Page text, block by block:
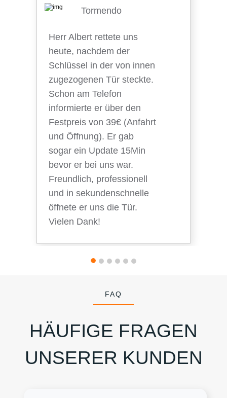
Tormendo
Herr Albert rettete uns
heute, nachdem der
Schlüssel in der von innen
zugezogenen Tür steckte.
Schon am Telefon
informierte er über den
Festpreis von 39€ (Anfahrt
und Öffnung). Er gab
sogar ein Update 15Min
bevor er bei uns war.
Freundlich, professionell
und in sekundenschnelle
öffnete er uns die Tür.
Vielen Dank!
FAQ
HÄUFIGE FRAGEN
UNSERER KUNDEN